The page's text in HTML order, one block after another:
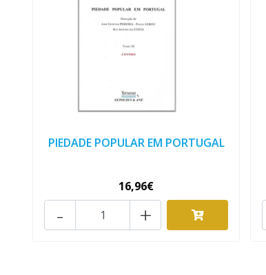
PIEDADE POPULAR EM PORTUGAL
16,96€
+
-